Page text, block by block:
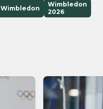
Wimbledon
Wimbledon
2026